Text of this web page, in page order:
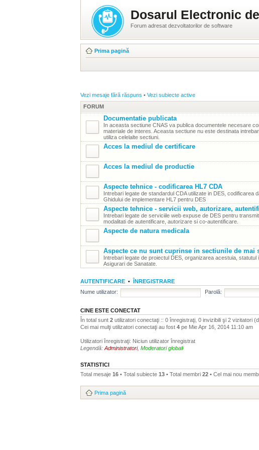
Dosarul Electronic
Forum adresat dezvoltatorilor de software
Prima pagină
Vezi mesaje fără răspuns • Vezi subiecte active
FORUM
Documentatie publicata
In aceasta sectiune CNAS va publica documentele necesare
materiale de interes. Aceasta sectiune nu este destinata
utiliza celelalte sectiuni.
Acces la mediul de certificare
Acces la mediul de productie
Aspecte tehnice - codificarea HL7 CDA
Intrebari legate de standardul CDA utilizate in DES, codificarea
Ghidului de implementare HL7 pentru DES
Aspecte tehnice - servicii web, autorizare,
Intrebari legate de serviciile web expuse de DES pentru
modalitati de autentificare, autorizare si co-autentificare.
Aspecte de natura medicala
Aspecte ce nu sunt cuprinse in sectiunile de mai
Intrebari legate de proiectul DES, organizarea acestuia,
Asigurari de Sanatate.
AUTENTIFICARE • ÎNREGISTRARE
Nume utilizator:
Parolă:
CINE ESTE CONECTAT
În total sunt 2 utilizatori conectaţi :: 0 înregistraţi, 0 invizibili şi 2 vizitatori
Cei mai mulţi utilizatori conectaţi au fost 4 pe Mie Apr 16, 2014 11:10 am
Utilizatori înregistraţi: Niciun utilizator înregistrat
Legendă: Administratori, Moderatori globali
STATISTICI
Total mesaje 16 • Total subiecte 13 • Total membri 22 • Cel mai nou
Prima pagină